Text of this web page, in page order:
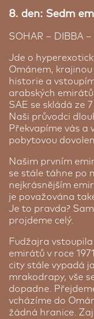
8. den: Sedm
SOHAR – DIBBA
Jde o
Ománem,
historie a
arabských
SAE se skládá ze
Naši průvodci
Překvapíme vás a
pobytovou
Našim prvním
se stále táhne po
nejkrásnějším
je považována
Je to pravda?
projdeme celý.
Fudžajra
emirátů v roce
city stále vypadá
mrakodrapy, vše
dopadne.
vcházíme do
žádná hranice.